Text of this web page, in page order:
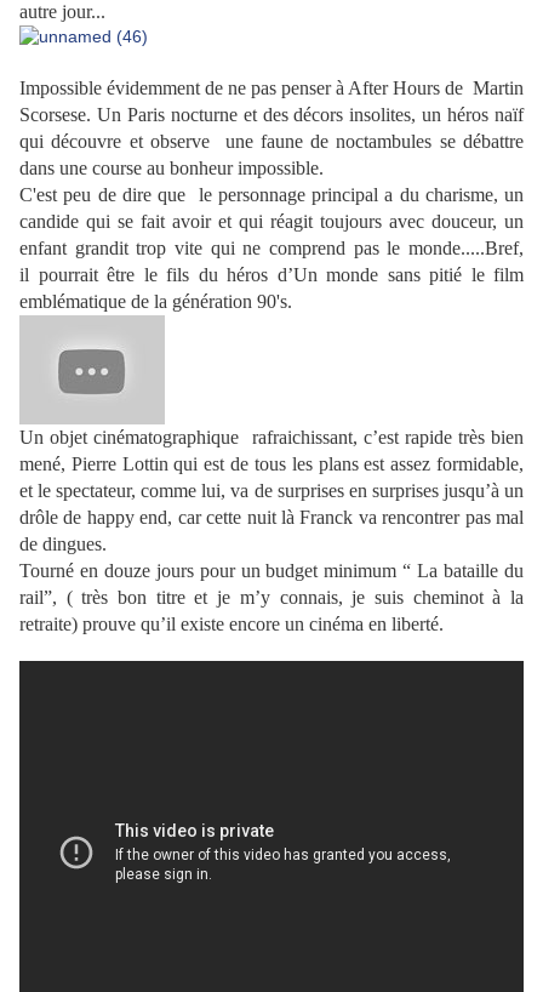
autre jour...
Impossible évidemment de ne pas penser à After Hours de Martin
Scorsese. Un Paris nocturne et des décors insolites, un héros naïf
qui découvre et observe une faune de noctambules se débattre
dans une course au bonheur impossible.
C'est peu de dire que le personnage principal a du charisme, un
candide qui se fait avoir et qui réagit toujours avec douceur, un
enfant grandit trop vite qui ne comprend pas le monde.....Bref,
il pourrait être le fils du héros d’Un monde sans pitié le film
emblématique de la génération 90's.
Un objet cinématographique rafraichissant, c’est rapide très bien
mené, Pierre Lottin qui est de tous les plans est assez formidable,
et le spectateur, comme lui, va de surprises en surprises jusqu’à un
drôle de happy end, car cette nuit là Franck va rencontrer pas mal
de dingues.
Tourné en douze jours pour un budget minimum “ La bataille du
rail”, ( très bon titre et je m’y connais, je suis cheminot à la
retraite) prouve qu’il existe encore un cinéma en liberté.